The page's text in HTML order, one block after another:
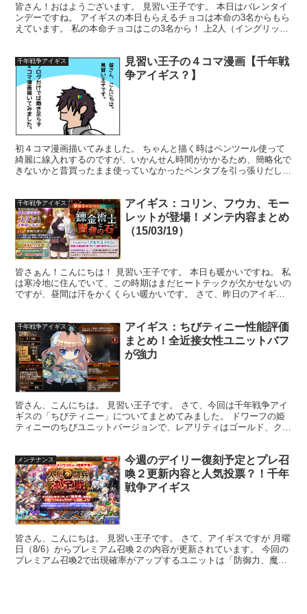
皆さん！おはようございます。 見習い王子です。 本日はバレンタイ
ンデーですね。 アイギスの本日もらえるチョコは本命の3名からもら
えています。 私の本命チョコはこの3名から！ 上2人（イングリッ
千年戦争アイギス
見習い王子の４コマ漫画【千年戦
争アイギス？】
初４コマ漫画描いてみました。 ちゃんと描く時はペンツール使って
綺麗に線入れするのですが、いかんせん時間がかかるため、簡略化で
きないかと昔買ったまま使っていなかったペンタブを引っ張りだして
千年戦争アイギス
アイギス：コリン、フウカ、モー
レットが登場！メンテ内容まとめ
（15/03/19）
皆さぁん！こんにちは！ 見習い王子です。 本日も暖かいですね。 私
は寒冷地に住んでいて、この時期はまだヒートテックが欠かせないの
ですが、昼間は汗をかくくらい暖かいです。 さて、昨日のアイギス
千年戦争アイギス
アイギス：ちびティニー性能評価
まとめ！全近接女性ユニットバフ
が強力
皆さん、こんにちは。 見習い王子です。 さて、今回は千年戦争アイ
ギスの「ちびティニー」についてまとめてみました。 ドワーフの姫
ティニーのちびユニットバージョンで、レアリティはゴールド、クラ
メンテナンス
今週のデイリー復刻予定とプレ召
喚２更新内容と人気投票？！千年
戦争アイギス
皆さん、こんにちは。 見習い王子です。 さて、アイギスですが 月曜
日（8/6）からプレミアム召喚２の内容が更新されています。 今回の
プレミアム召喚2で出現確率がアップするユニットは「防御力、魔法